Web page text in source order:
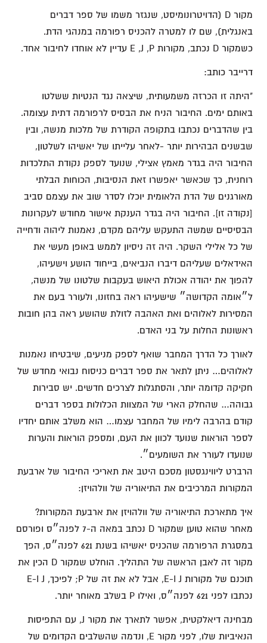
מקור D (הדויטרונומיסט, שנגזר משמו של ספר דברים
באנגלית), שם לו למטרה להכניס רפורמה במנהגי הדת.
כשמקור D נכתב, מקורות E ,J ,P עדיין לא אוחדו לחיבור אחד.
דרייבר כותב:
"היתה זו הכרזה משמעותית, שיצאה נגד הנטיות ששלטו
באותם ימים. החיבור הניח את הבסיס לרפורמה דתית עצומה.
בין שהדברים נכתבו בתקופה הקודרת של מלכות מנשה, ובין
שבשנים הבהירות יותר -לאחר עלייתו של יאשיהו לשלטון,
החיבור היה בגדר מאמץ אצילי, שנועד לספק נקודת התלכדות
רוחנית, כך שכאשר יאפשרו זאת הנסיבות, הכוחות הבלתי
מאורגנים של הדת הלאומית יוכלו לסדר שוב את עצמם סביב
[נקודה זו]. החיבור היה בגדר הענקת אישור מחודש לעקרונות
הבסיסיים שמשה התעקש עליהם מקדם, נאמנות ליהוה ודחייה
של כל אלילי השקר. היה זה ניסיון לממש באופן מעשי את
האידאלים שעליהם דיברו הנביאים, בייחוד הושע וישעיהו,
להפוך את יהודה אכולת היאוש בעקבות שלטונו של מנשה,
ל״אומה הקדושה״ שישעיהו ראה בחזונו, ולעורר בעם את
המסירות לאלוהים ואת האהבה לזולת שהושע ראה בהן חובות
ראשונות החלות על בני האדם.
לאורך כל הדרך המחבר שואף לספק מניעים, שיבטיחו נאמנות
לאלוהים… ניתן לתאר את ספר דברים כניסוח נבואי מחדש של
חקיקה קדומה יותר, והסתגלות לצרכים חדשים. יש סבירות
גבוהה… שהחלק הארי של המצוות הכלולות בספר דברים
קודם בהרבה לימיו של המחבר עצמו… הוא משלב אותם יחדיו
לספר הוראות שנועד לכוון את העם, ומספק הוראות והערות
שנועדו לעורר את השומעים״.
הרברט ליווינגסטון מסכם היטב את תאריכי החיבור של ארבעת
המקורות המרכיבים את התיאוריה של וולהויזן:
איך מתארכת התיאוריה של וולהויזן את ארבעת המקורות?
מאחר שהוא טוען שמקור D נכתב במאה ה-7 לפנה״ס ופורסם
במסגרת הרפורמה שהכניס יאשיהו בשנת 621 לפנה״ס, הפך
מקור זה לאבן הראשה של התהליך. הוחלט שמקור D הכין את
תוכנם של מקורות E-I J, אבל לא את זה של P; לפיכך, E-I J
נכתבו לפני 621 לפנה״ס, ואילו P בשלב מאוחר יותר.
מבחינה דיאלקטית, אפשר לתארך את מקור J, עם התפיסות
הנאיביות שלו, לפני מקור E, ונדמה שהשלבים הקדומים של